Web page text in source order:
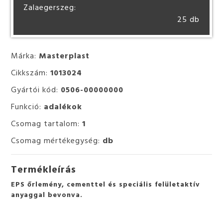
Márka: Masterplast
Cikkszám:1013024
Gyártói kód: 0506-00000000
Funkció: adalékok
Csomag tartalom:1
Csomag mértékegység: db
Termékleírás
EPS őrlemény, cementtel és speciális felületaktív
anyaggal bevonva.
Zalaegerszeg:
25 db